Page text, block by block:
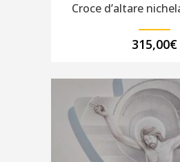
Croce d’altare
315,00€